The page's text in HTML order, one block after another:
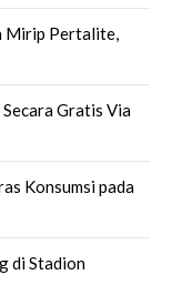
Mirip Pertalite,
Gratis Via
Konsumsi pada
di Stadion